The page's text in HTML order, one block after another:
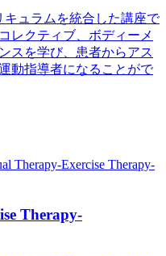
ュラムを統合した講座で
レクティブ、ボディーメ
スを学び、患者からアス
動指導者になることがで
Therapy-